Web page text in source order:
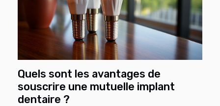
Quels sont les avantages de
souscrire une mutuelle implant
dentaire ?